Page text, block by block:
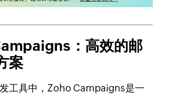
：高效的邮
案
工具中，Zoho Campaigns是一